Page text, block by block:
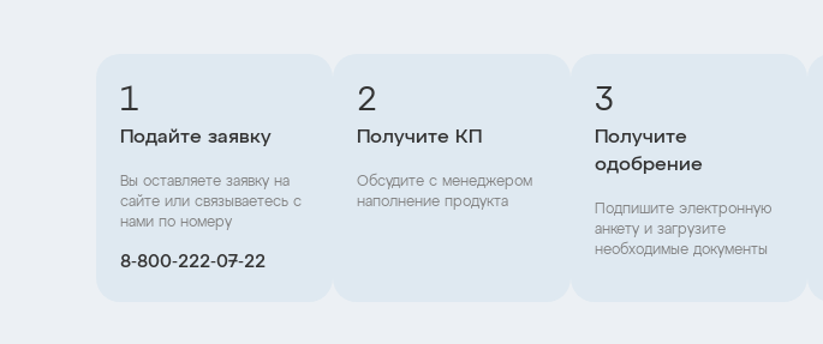
1
Подайте заявку
Вы оставляете заявку на
сайте или связываетесь с
нами по номеру
8‑800‑222‑07‑22
2
Получите КП
Обсудите с менеджером
наполнение продукта
3
Получите
одобрение
Подпишите электронную
анкету и загрузите
необходимые документы